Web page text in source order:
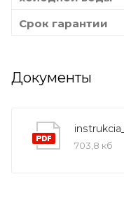
Срок гарантии
Документы
703,8 кб